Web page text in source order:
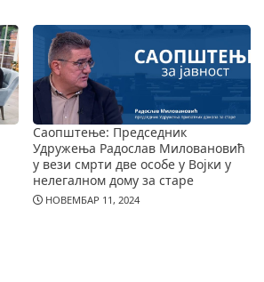
Саопштење: Председник
Удружења Радослав Миловановић
у вези смрти две особе у Војки у
нелегалном дому за старе
НОВЕМБАР 11, 2024